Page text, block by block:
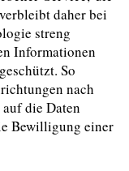
daher bei
streng
Informationen
So
nach
die Daten
Bewilligung einer